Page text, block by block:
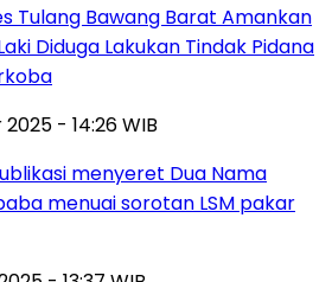
Tulang Bawang Barat Amankan
Diduga Lakukan Tindak Pidana
- 14:26 WIB
menyeret Dua Nama
menuai sorotan LSM pakar